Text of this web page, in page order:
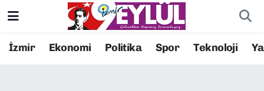
İzmir Ekonomi Politika Spor Teknoloji
Resmi İlanlar
Konak Nöbetçi Eczaneler